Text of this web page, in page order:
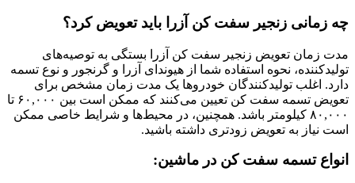
چه زمانی زنجیر سفت کن آزرا باید تعویض کرد؟
مدت زمان تعویض زنجیر سفت کن آزرا بستگی به توصیه‌های
تولیدکننده، نحوه استفاده شما از هیوندای آزرا و گرنجور و نوع تسمه
دارد. اغلب تولیدکنندگان خودروها یک مدت زمان مشخص برای
تعویض تسمه سفت کن تعیین می‌کنند که ممکن است بین ۶۰,۰۰۰ تا
۸۰,۰۰۰ کیلومتر باشد. همچنین، در محیط‌ها و شرایط خاصی ممکن
است نیاز به تعویض زودتری داشته باشید.
انواع تسمه سفت کن در ماشین: